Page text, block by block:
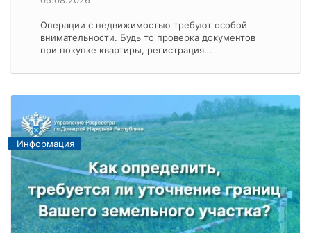
Операции с недвижимостью требуют особой
внимательности. Будь то проверка документов
при покупке квартиры, регистрация…
Информация